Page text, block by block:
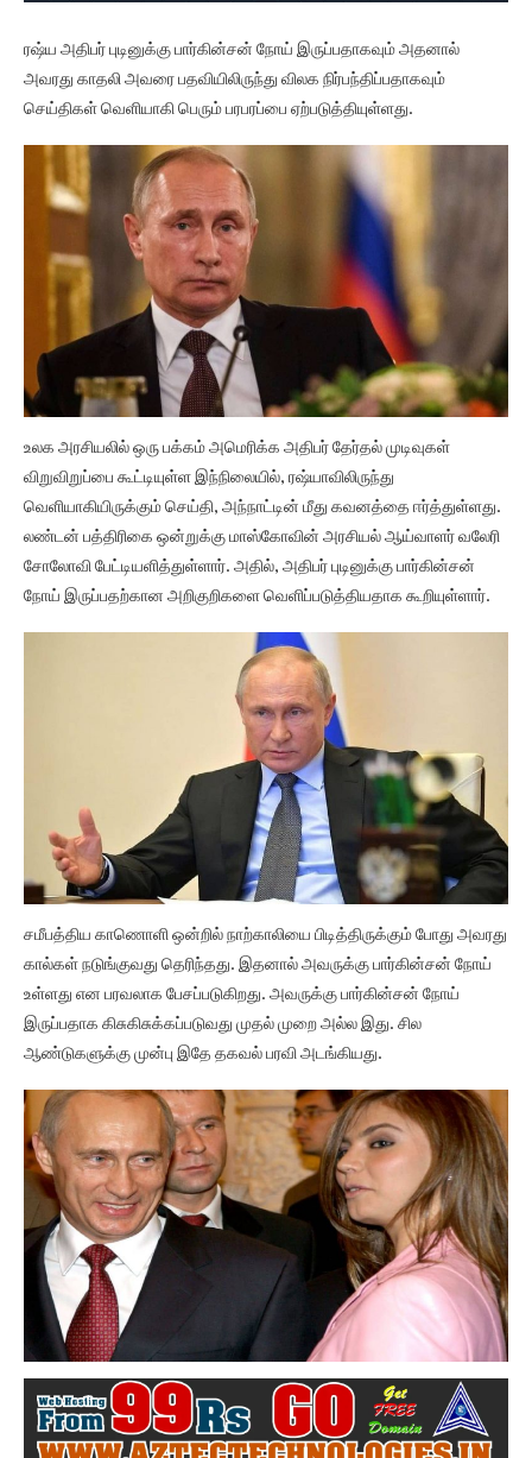
ரஷ்ய அதிபர் புடினுக்கு பார்கின்சன் நோய் இருப்பதாகவும் அதனால்
அவரது காதலி அவரை பதவியிலிருந்து விலக நிர்பந்திப்பதாகவும்
செய்திகள் வெளியாகி பெரும் பரபரப்பை ஏற்படுத்தியுள்ளது.
உலக அரசியலில் ஒரு பக்கம் அமெரிக்க அதிபர் தேர்தல் முடிவுகள்
விறுவிறுப்பை கூட்டியுள்ள இந்நிலையில், ரஷ்யாவிலிருந்து
வெளியாகியிருக்கும் செய்தி, அந்நாட்டின் மீது கவனத்தை ஈர்த்துள்ளது.
லண்டன் பத்திரிகை ஒன்றுக்கு மாஸ்கோவின் அரசியல் ஆய்வாளர் வலேரி
சோலோவி பேட்டியளித்துள்ளார். அதில், அதிபர் புடினுக்கு பார்கின்சன்
நோய் இருப்பதற்கான அறிகுறிகளை வெளிப்படுத்தியதாக கூறியுள்ளார்.
சமீபத்திய காணொளி ஒன்றில் நாற்காலியை பிடித்திருக்கும் போது அவரது
கால்கள் நடுங்குவது தெரிந்தது. இதனால் அவருக்கு பார்கின்சன் நோய்
உள்ளது என பரவலாக பேசப்படுகிறது. அவருக்கு பார்கின்சன் நோய்
இருப்பதாக கிசுகிசுக்கப்படுவது முதல் முறை அல்ல இது. சில
ஆண்டுகளுக்கு முன்பு இதே தகவல் பரவி அடங்கியது.